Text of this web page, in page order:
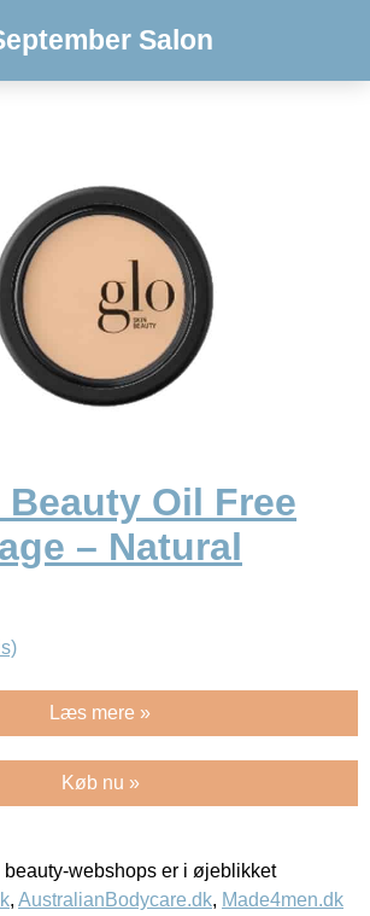
Salon
Oil Free
– Natural
Læs mere »
Køb nu »
webshops er i øjeblikket
, AustralianBodycare.dk, Made4men.dk